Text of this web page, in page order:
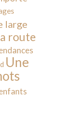
large
route
Une